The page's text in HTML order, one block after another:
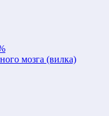
мозга (вилка)